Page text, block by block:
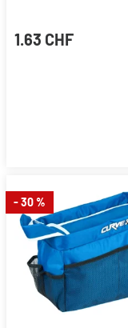
1.63 CHF
- 30 %